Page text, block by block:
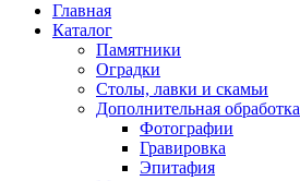
Главная
Каталог
Памятники
Оградки
Столы, лавки и скамьи
Дополнительная обработка
Фотографии
Гравировка
Эпитафия